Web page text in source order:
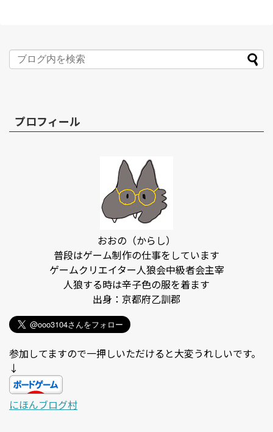
プロフィール
おおの（からし）
普段はゲーム制作の仕事をしています
ゲームクリエイター人狼会中級者会主宰
人狼する時は辛子色の服を着ます
出身：京都府乙訓郡
参加してますので一押しいただけると大変うれしいです。
↓
にほんブログ村